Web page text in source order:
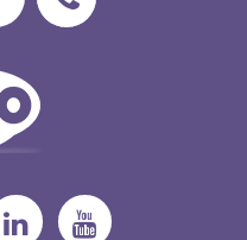
DISPONIBLE